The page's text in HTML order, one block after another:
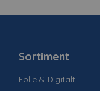
Sortiment
Folie & Digitalt